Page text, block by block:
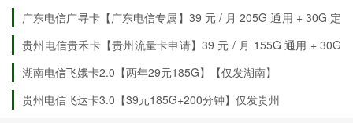
300 分钟通话
广东电信广寻卡【广东电信专属】39 元 / 月 205G 通用 + 30G 定
向 + 100 分钟通话
贵州电信贵禾卡【贵州流量卡申请】39 元 / 月 155G 通用 + 30G
定向 + 200 分钟通话
湖南电信飞娥卡2.0【两年29元185G】【仅发湖南】
贵州电信飞达卡3.0【39元185G+200分钟】仅发贵州